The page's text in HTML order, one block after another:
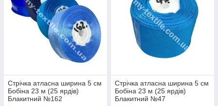
Стрічка атласна ширина 5 см
Бобіна 23 м (25 ярдів)
Блакитний №162
Стрічка атласна ширина 5 см
Бобіна 23 м (25 ярдів)
Блакитний №47